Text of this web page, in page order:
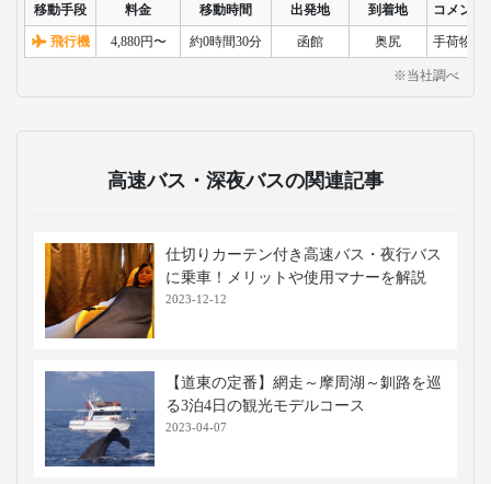
移動手段 料金 移動時間 出発地 到着地 コメント
飛行機 4,880円〜 約0時間30分 函館 奥尻 手荷物検
※当社調べ
高速バス・深夜バスの関連記事
仕切りカーテン付き高速バス・夜行バス
に乗車！メリットや使用マナーを解説
2023-12-12
【道東の定番】網走～摩周湖～釧路を巡
る3泊4日の観光モデルコース
2023-04-07